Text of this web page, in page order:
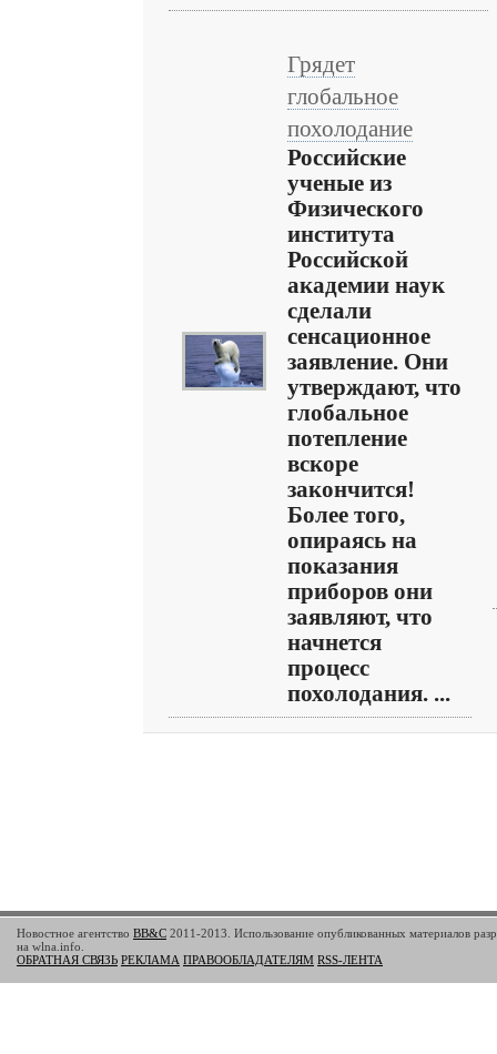
Грядет
глобальное
похолодание
Российские
ученые из
Физического
института
Российской
академии наук
сделали
сенсационное
заявление. Они
утверждают, что
глобальное
потепление
вскоре
закончится!
Более того,
опираясь на
показания
приборов они
заявляют, что
начнется
процесс
похолодания. ...
Новостное агентство BB&C 2011-2013. Использование опубликованных материалов
на wlna.info.
ОБРАТНАЯ СВЯЗЬ РЕКЛАМА ПРАВООБЛАДАТЕЛЯМ RSS-ЛЕНТА